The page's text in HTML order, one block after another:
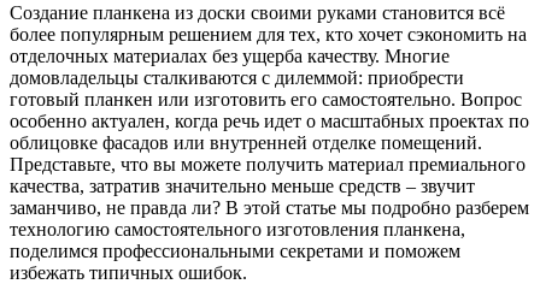
Создание планкена из доски своими руками становится всё
более популярным решением для тех, кто хочет сэкономить на
отделочных материалах без ущерба качеству. Многие
домовладельцы сталкиваются с дилеммой: приобрести
готовый планкен или изготовить его самостоятельно. Вопрос
особенно актуален, когда речь идет о масштабных проектах по
облицовке фасадов или внутренней отделке помещений.
Представьте, что вы можете получить материал премиального
качества, затратив значительно меньше средств – звучит
заманчиво, не правда ли? В этой статье мы подробно разберем
технологию самостоятельного изготовления планкена,
поделимся профессиональными секретами и поможем
избежать типичных ошибок.